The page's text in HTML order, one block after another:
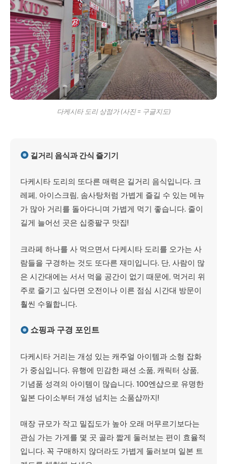
다케시타 도리 상점가 (사진 = 구글지도)
길거리 음식과 간식 즐기기
다케시타 도리의 또다른 매력은 길거리 음식입니다. 크
레페, 아이스크림, 솜사탕처럼 가볍게 즐길 수 있는 메뉴
가 많아 거리를 돌아다니며 가볍게 먹기 좋습니다. 줄이
길게 늘어선 곳은 십중팔구 맛집!
크라페 하나를 사 먹으면서 다케시타 도리를 오가는 사
람들을 구경하는 것도 또다른 재미입니다. 단, 사람이 많
은 시간대에는 서서 먹을 공간이 없기 때문에, 먹거리 위
주로 즐기고 싶다면 오전이나 이른 점심 시간대 방문이
훨씬 수월합니다.
쇼핑과 구경 포인트
다케시타 거리는 개성 있는 캐주얼 아이템과 소형 잡화
가 중심입니다. 유행에 민감한 패션 소품, 캐릭터 상품,
기념품 성격의 아이템이 많습니다. 100엔샵으로 유명한
일본 다이소부터 개성 넘치는 소품샵까지!
매장 규모가 작고 밀집도가 높아 오래 머무르기보다는
관심 가는 가게를 몇 곳 골라 짧게 둘러보는 편이 효율적
입니다. 꼭 구매하지 않더라도 가볍게 둘러보며 일본 트